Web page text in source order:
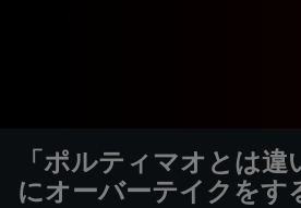
「ポルティマオとは違
にオーバーテイクをす